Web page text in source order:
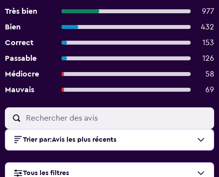
Très bien
977
Bien
432
Correct
153
Passable
126
Médiocre
58
Mauvais
69
Trier par:Avis les plus récents
Tous les filtres